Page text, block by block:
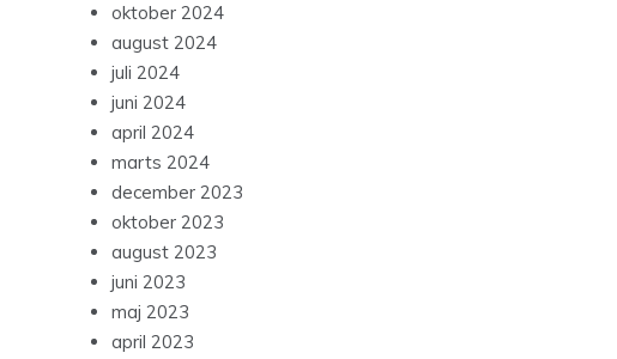
oktober 2024
august 2024
juli 2024
juni 2024
april 2024
marts 2024
december 2023
oktober 2023
august 2023
juni 2023
maj 2023
april 2023